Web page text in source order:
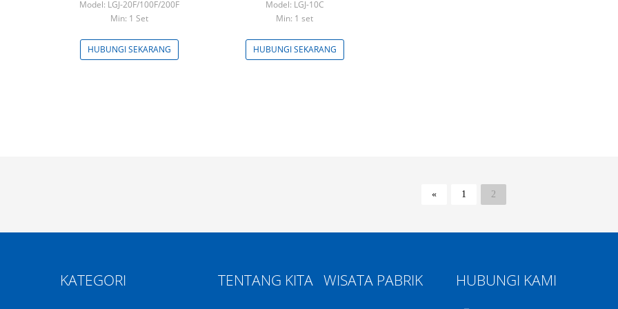
Model: LGJ-20F/100F/200F
Min: 1 Set
HUBUNGI SEKARANG
Model: LGJ-10C
Min: 1 set
HUBUNGI SEKARANG
« 1 2
KATEGORI TENTANG KITA WISATA PABRIK HUBUNGI KAMI